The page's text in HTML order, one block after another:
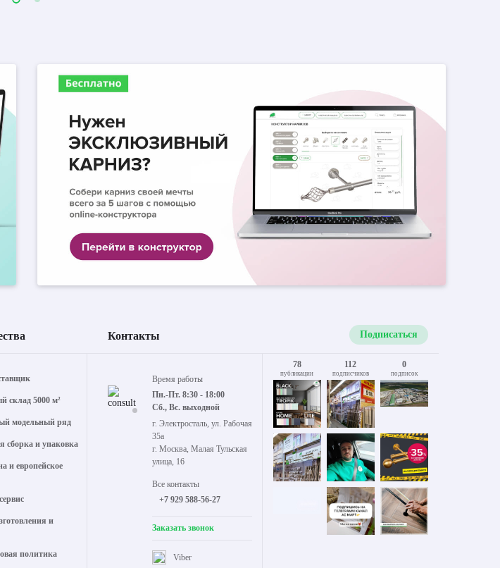
склад 5000 м²
модельный ряд
сборка и упаковка
и европейское
и
политика
Контакты
Время работы
Пн.-Пт. 8:30 - 18:00
Сб., Вс. выходной
г. Электросталь, ул. Рабочая
35а
г. Москва, Малая Тульская
улица, 16
Все контакты
+7 929 588-56-27
Заказать звонок
Viber
Подписаться
78
публикации
112
подписчиков
0
подписок